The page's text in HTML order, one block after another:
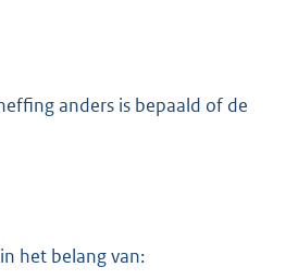
anders is bepaald of de
het belang van: